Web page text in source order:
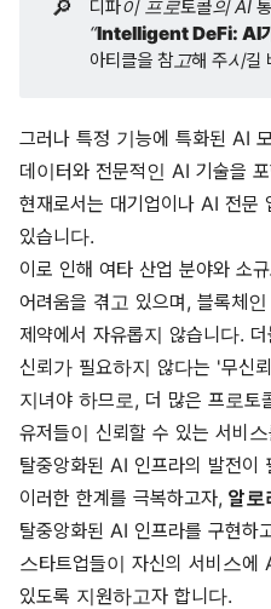
🔎
디파이 프로토콜의 AI
“Intelligent DeFi: AI가
아티클을 참고해 주시길
그러나 특정 기능에 특화된 AI
데이터와 전문적인 AI 기술을
현재로서는 대기업이나 AI 전문
있습니다.
이로 인해 여타 산업 분야와 소
어려움을 겪고 있으며, 블록체
제약에서 자유롭지 않습니다.
신뢰가 필요하지 않다는 '무신
지녀야 하므로, 더 많은 프로토
유저들이 신뢰할 수 있는 서비
탈중앙화된 AI 인프라의 발전이
이러한 한계를 극복하고자, 알
탈중앙화된 AI 인프라를 구현
스타트업들이 자신의 서비스에
있도록 지원하고자 합니다.